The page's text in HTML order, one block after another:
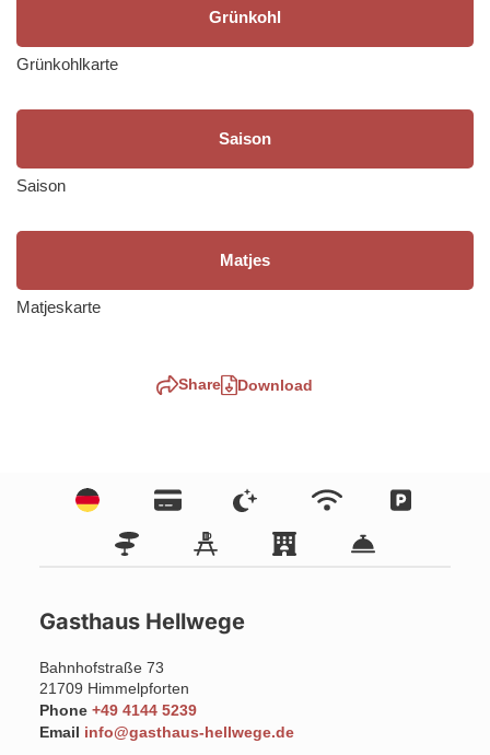
Grünkohl
Grünkohlkarte
Saison
Saison
Matjes
Matjeskarte
Share Download
Gasthaus Hellwege
Bahnhofstraße 73
21709 Himmelpforten
Phone +49 4144 5239
Email info@gasthaus-hellwege.de